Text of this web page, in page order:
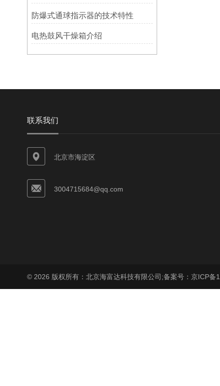
防爆式通球指示器的技术特性
电热鼓风干燥箱介绍
联系我们
北京市海淀区
3004715684@qq.com
© 2026 版权所有：北京海富达科技有限公司;备案号：京ICP备